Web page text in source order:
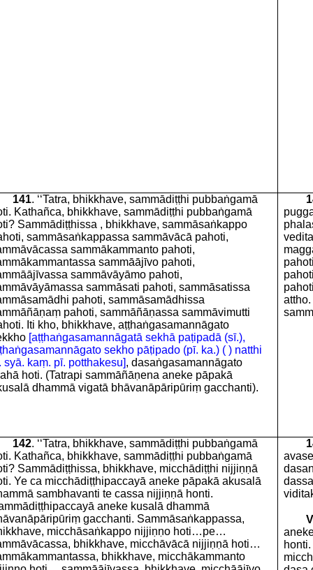
141. ‘‘Tatra, bhikkhave, sammādiṭṭhi pubbaṅgamā
Kathañca, bhikkhave, sammādiṭṭhi pubbaṅgamā
Sammādiṭṭhissa , bhikkhave, sammāsaṅkappo
sammāsaṅkappassa sammāvācā pahoti,
sammākammanto pahoti,
sammāājīvo pahoti,
sammāvāyāmo pahoti,
sammāsati pahoti, sammāsatissa
pahoti, sammāsamādhissa
pahoti, sammāñāṇassa sammāvimutti
Iti kho, bhikkhave, aṭṭhaṅgasamannāgato
[aṭṭhaṅgasamannāgatā sekhā paṭipadā (sī.),
sekho pāṭipado (pī. ka.) ( ) natthi
syā. kaṃ. pī. potthakesu], dasaṅgasamannāgato
hoti. (Tatrapi sammāñāṇena aneke pāpakā
dhammā vigatā bhāvanāpāripūriṃ gacchanti).
142. ‘‘Tatra, bhikkhave, sammādiṭṭhi pubbaṅgamā
Kathañca, bhikkhave, sammādiṭṭhi pubbaṅgamā
Sammādiṭṭhissa, bhikkhave, micchādiṭṭhi nijjiṇṇā
Ye ca micchādiṭṭhipaccayā aneke pāpakā akusalā
sambhavanti te cassa nijjiṇṇā honti.
aneke kusalā dhammā
gacchanti. Sammāsaṅkappassa,
micchāsaṅkappo nijjiṇṇo hoti…pe…
bhikkhave, micchāvācā nijjiṇṇā hoti…
bhikkhave, micchākammanto
honti.